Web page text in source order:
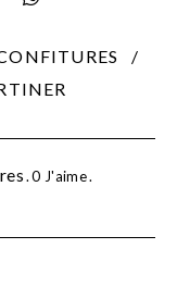
0 J'aime